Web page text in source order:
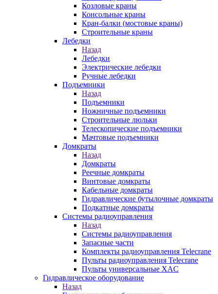
Козловые краны
Консольные краны
Кран-балки (мостовые краны)
Строительные краны
Лебедки
Назад
Лебедки
Электрические лебедки
Ручные лебедки
Подъемники
Назад
Подъемники
Ножничные подъемники
Строительные люльки
Телескопические подъемники
Мачтовые подъемники
Домкраты
Назад
Домкраты
Реечные домкраты
Винтовые домкраты
Кабельные домкраты
Гидравлические бутылочные домкраты
Подкатные домкраты
Системы радиоуправления
Назад
Системы радиоуправления
Запасные части
Комплекты радиоуправления Telecrane
Пульты радиоуправления Telecrane
Пульты универсальные XAC
Гидравлическое оборудование
Назад